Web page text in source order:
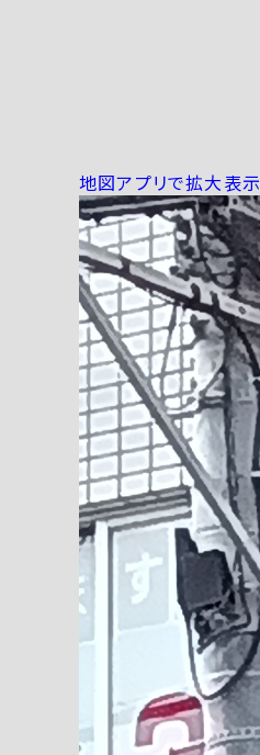
地図アプリで拡大表示